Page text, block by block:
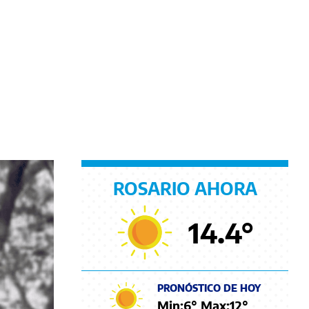
ROSARIO AHORA
14.4°
PRONÓSTICO DE HOY
Min:6° Max:12°